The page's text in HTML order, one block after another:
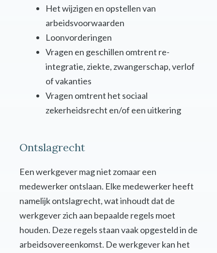
Het wijzigen en opstellen van
arbeidsvoorwaarden
Loonvorderingen
Vragen en geschillen omtrent re-
integratie, ziekte, zwangerschap, verlof
of vakanties
Vragen omtrent het sociaal
zekerheidsrecht en/of een uitkering
Ontslagrecht
Een werkgever mag niet zomaar een
medewerker ontslaan. Elke medewerker heeft
namelijk ontslagrecht, wat inhoudt dat de
werkgever zich aan bepaalde regels moet
houden. Deze regels staan vaak opgesteld in de
arbeidsovereenkomst. De werkgever kan het